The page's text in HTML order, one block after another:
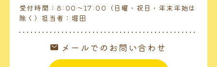
受付時間：8:00～17:00（日曜・祝日・年末年始は
除く）担当者：堀田
メールでのお問い合わせ